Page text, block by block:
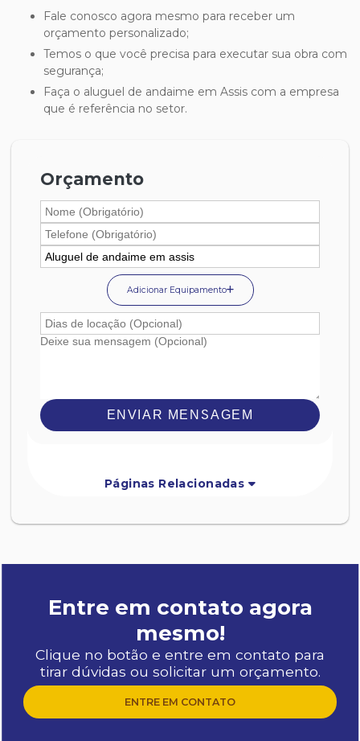
Fale conosco agora mesmo para receber um
orçamento personalizado;
Temos o que você precisa para executar sua obra com
segurança;
Faça o aluguel de andaime em Assis com a empresa
que é referência no setor.
Orçamento
Adicionar Equipamento
ENVIAR MENSAGEM
Páginas Relacionadas
Entre em contato agora
mesmo!
Clique no botão e entre em contato para
tirar dúvidas ou solicitar um orçamento.
ENTRE EM CONTATO